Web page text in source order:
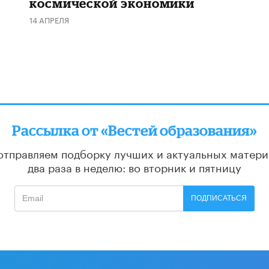
космической экономики
14 АПРЕЛЯ
Рассылка от «Вестей образования»
подборку лучших и актуальных
два раза в неделю: во вторник и пятницу
ПОДПИСАТЬСЯ